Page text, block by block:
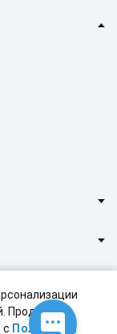
Продолжая
с Политикой